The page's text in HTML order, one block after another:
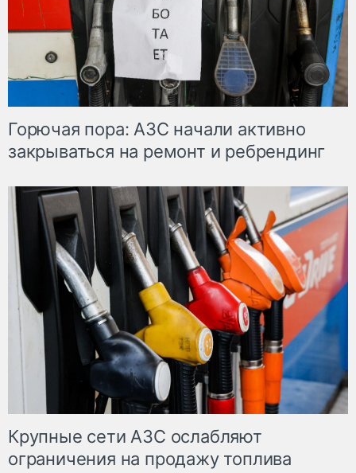
Горючая пора: АЗС начали активно
закрываться на ремонт и ребрендинг
Крупные сети АЗС ослабляют
ограничения на продажу топлива